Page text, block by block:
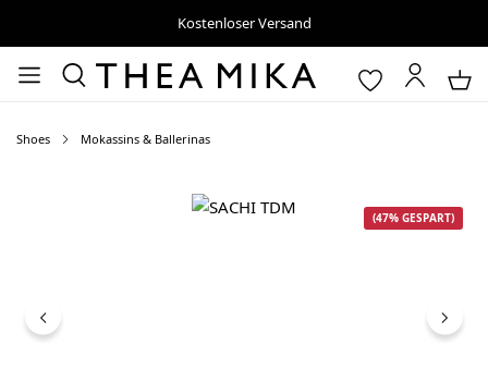
Kostenloser Versand
Shoes Mokassins & Ballerinas
Bildergalerie überspringen
(47% GESPART)